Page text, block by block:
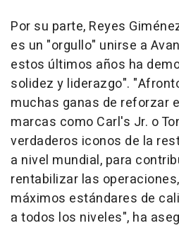
Por su parte, Reyes
es un "orgullo" unirse a
estos últimos años ha
solidez y liderazgo".
muchas ganas de reforzar
marcas como Carl's Jr. o
verdaderos iconos de la
a nivel mundial, para
rentabilizar las
máximos estándares de
a todos los niveles", ha